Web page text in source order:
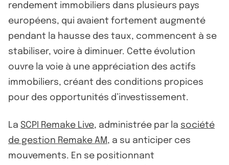
rendement immobiliers dans plusieurs pays
européens, qui avaient fortement augmenté
pendant la hausse des taux, commencent à se
stabiliser, voire à diminuer. Cette évolution
ouvre la voie à une appréciation des actifs
immobiliers, créant des conditions propices
pour des opportunités d’investissement.
La SCPI Remake Live, administrée par la société
de gestion Remake AM, a su anticiper ces
mouvements. En se positionnant